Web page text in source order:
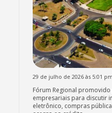
29 de julho de 2026 às 5:01 pm
Fórum Regional
empresariais para discutir
eletrônico, compras